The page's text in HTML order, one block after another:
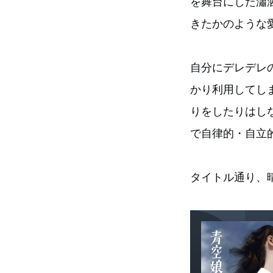
きたかのような
自分にデレデレ
かり利用してし
りをしたりはし
で自律的・自立
タイトル通り、